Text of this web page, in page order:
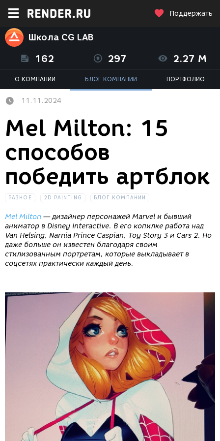
Поддержать
Школа CG LAB
162 297 2.27 M
О КОМПАНИИ БЛОГ КОМПАНИИ ПОРТФОЛИО
11.11.2024
Mel Milton: 15
способов
победить артблок
РАЗНОЕ 2D PAINTING БЛОГ КОМПАНИИ
Mel Milton —дизайнер персонажей Marvel и бывший
аниматор в Disney Interactive. В его копилке работа над
Van Helsing, Narnia Prince Caspian, Toy Story 3 и Cars 2. Но
даже больше он известен благодаря своим
стилизованным портретам, которые выкладывает в
соцсетях практически каждый день.